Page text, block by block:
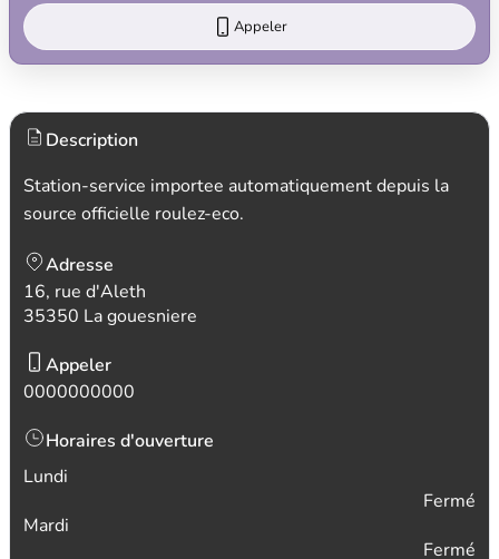
Appeler
Description
Station-service importee automatiquement depuis la
source officielle roulez-eco.
Adresse
16, rue d'Aleth
35350 La gouesniere
Appeler
0000000000
Horaires d'ouverture
Lundi
Fermé
Mardi
Fermé